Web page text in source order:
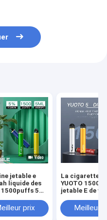
jetable e
liquide des
5ml
prix
La cigarette
YUOTO 1500
jetable E de
la vente 6ml
dans Moyen-
Meilleur